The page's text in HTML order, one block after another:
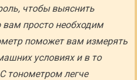
чтобы выяснить
вам просто необходим
поможет вам измерять
условиях и в то
тонометром легче